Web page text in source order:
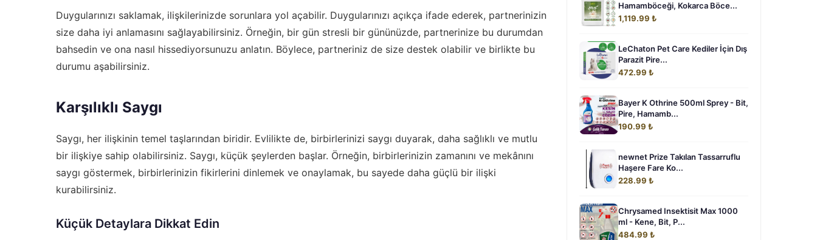
Duygularınızı saklamak, ilişkilerinizde sorunlara yol açabilir. Duygularınızı açıkça ifade ederek, partnerinizin
size daha iyi anlamasını sağlayabilirsiniz. Örneğin, bir gün stresli bir gününüzde, partnerinize bu durumdan
bahsedin ve ona nasıl hissediyorsunuzu anlatın. Böylece, partneriniz de size destek olabilir ve birlikte bu
durumu aşabilirsiniz.
Karşılıklı Saygı
Saygı, her ilişkinin temel taşlarından biridir. Evlilikte de, birbirlerinizi saygı duyarak, daha sağlıklı ve mutlu
bir ilişkiye sahip olabilirsiniz. Saygı, küçük şeylerden başlar. Örneğin, birbirlerinizin zamanını ve mekânını
saygı göstermek, birbirlerinizin fikirlerini dinlemek ve onaylamak, bu sayede daha güçlü bir ilişki
kurabilirsiniz.
Küçük Detaylara Dikkat Edin
Hamamböceği, Kokarca Böce...
1,119.99 ₺
LeChaton Pet Care Kediler İçin Dış
Parazit Pire...
472.99 ₺
Bayer K Othrine 500ml Sprey - Bit,
Pire, Hamamb...
190.99 ₺
newnet Prize Takılan Tassarruflu
Haşere Fare Ko...
228.99 ₺
Chrysamed Insektisit Max 1000
ml - Kene, Bit, P...
484.99 ₺